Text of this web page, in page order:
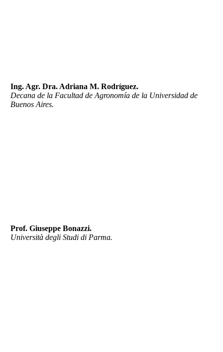
Ing. Agr. Dra. Adriana M. Rodríguez.
Decana de la Facultad de Agronomía de la Universidad de
Buenos Aires.
Prof. Giuseppe Bonazzi.
Università degli Studi di Parma.